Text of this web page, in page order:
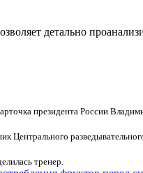
детально
президента России
Центрального
тренер.